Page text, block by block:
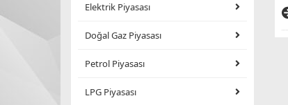
Elektrik Piyasası
Doğal Gaz Piyasası
Petrol Piyasası
LPG Piyasası